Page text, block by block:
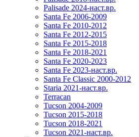
Palisade 2024-наст.вр.
Santa Fe 2006-2009
Santa Fe 2010-2012
Santa Fe 2012-2015
Santa Fe 2015-2018
Santa Fe 2018-2021
Santa Fe 2020-2023
Santa Fe 2023-наст.вр.
Santa Fe Classic 2000-2012
Staria 2021-наст.вр.
Terracan
Tucson 2004-2009
Tucson 2015-2018
Tucson 2018-2021
Tucson 2021-наст.вр.